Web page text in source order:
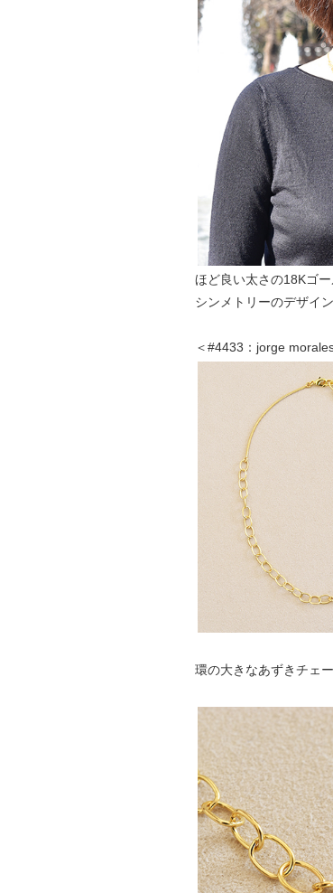
ほど良い太さの18Kゴ
シンメトリーのデザイン
＜#4433：jorge
環の大きなあずきチェ